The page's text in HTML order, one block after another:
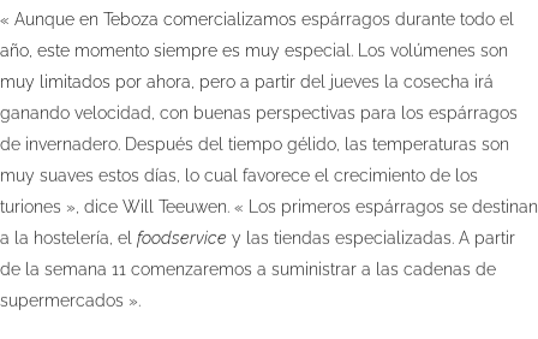
« Aunque en Teboza comercializamos espárragos durante todo el
año, este momento siempre es muy especial. Los volúmenes son
muy limitados por ahora, pero a partir del jueves la cosecha irá
ganando velocidad, con buenas perspectivas para los espárragos
de invernadero. Después del tiempo gélido, las temperaturas son
muy suaves estos días, lo cual favorece el crecimiento de los
turiones », dice Will Teeuwen. « Los primeros espárragos se destinan
a la hostelería, el foodservice y las tiendas especializadas. A partir
de la semana 11 comenzaremos a suministrar a las cadenas de
supermercados ».